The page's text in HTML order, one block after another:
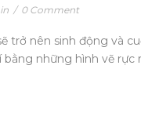
/ 0 Comment
trở nên sinh động và
những hình vẽ rực